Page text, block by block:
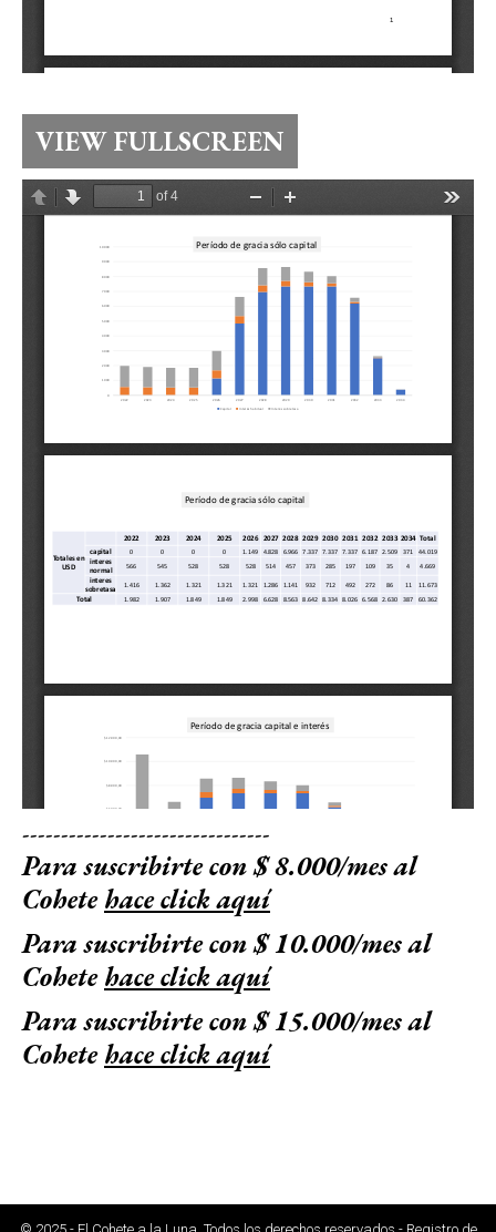
VIEW FULLSCREEN
--------------------------------
Para suscribirte con $ 8.000/mes al
Cohetehace click aquí
Para suscribirte con $ 10.000/mes al
Cohetehace click aquí
Para suscribirte con $ 15.000/mes al
Cohetehace click aquí